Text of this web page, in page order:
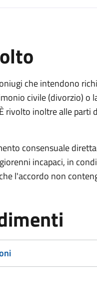
che intendono
civile (divorzio) o
rivolto inoltre alle
consensuale
incapaci, in
l'accordo non